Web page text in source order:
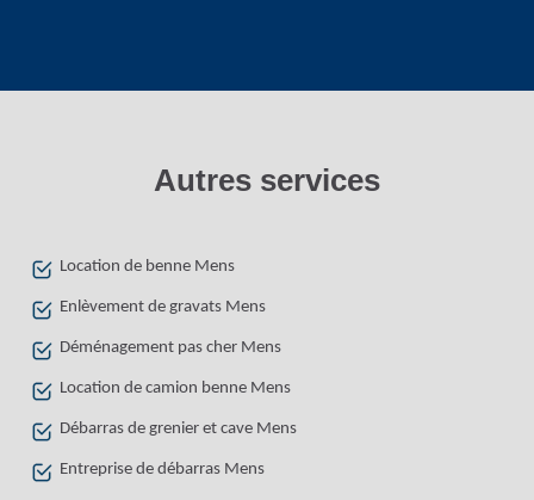
Autres services
Location de benne Mens
Enlèvement de gravats Mens
Déménagement pas cher Mens
Location de camion benne Mens
Débarras de grenier et cave Mens
Entreprise de débarras Mens